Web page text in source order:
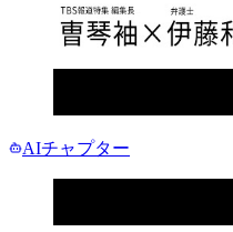
AIチャプター